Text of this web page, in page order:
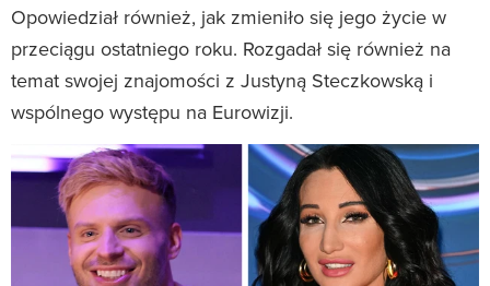
Opowiedział również, jak zmieniło się jego życie w
przeciągu ostatniego roku. Rozgadał się również na
temat swojej znajomości z Justyną Steczkowską i
wspólnego występu na Eurowizji.